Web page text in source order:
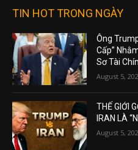
TIN HOT TRONG NGÀY
Ông
Cấp”
Sơ Tài
August 5,
THẾ GIỚI
IRAN LÀ
August 5,